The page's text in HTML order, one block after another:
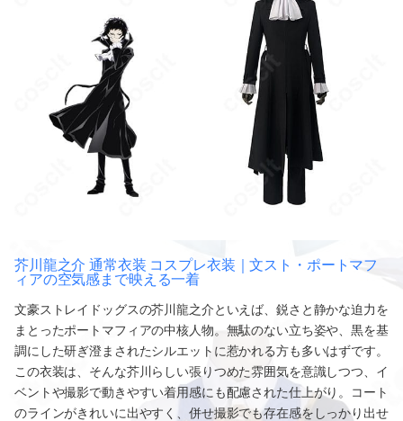
芥川龍之介 通常衣装 コスプレ衣装｜文スト・ポートマフ
ィアの空気感まで映える一着
文豪ストレイドッグスの芥川龍之介といえば、鋭さと静かな迫力を
まとったポートマフィアの中核人物。無駄のない立ち姿や、黒を基
調にした研ぎ澄まされたシルエットに惹かれる方も多いはずです。
この衣装は、そんな芥川らしい張りつめた雰囲気を意識しつつ、イ
ベントや撮影で動きやすい着用感にも配慮された仕上がり。コート
のラインがきれいに出やすく、併せ撮影でも存在感をしっかり出せ